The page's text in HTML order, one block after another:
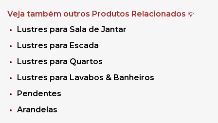
Veja também outros Produtos Relacionados 💡
Lustres para Sala de Jantar
Lustres para Escada
Lustres para Quartos
Lustres para Lavabos & Banheiros
Pendentes
Arandelas